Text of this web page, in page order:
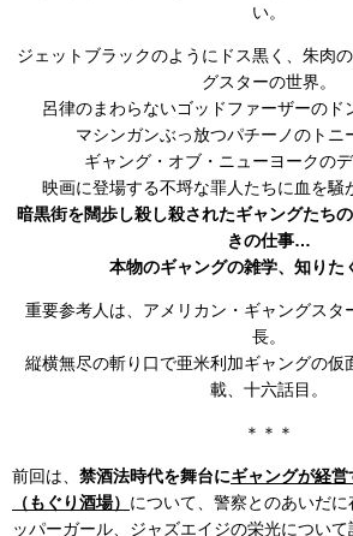
い。
ジェットブラックのようにドス黒く、朱肉
グスターの世界。
呂律のまわらないゴッドファーザーのド
マシンガンぶっ放つパチーノのトニ
ギャング・オブ・ニューヨークのデ
映画に登場する不埒な罪人たちに血を騒
暗黒街を闊歩し殺し殺されたギャングたち
きの仕事…
本物のギャングの雑学、知りた
重要参考人は、アメリカン・ギャングスタ
長。
縦横無尽の斬り口で亜米利加ギャングの仮
載、十六話目。
＊＊＊
前回は、 禁酒法時代を舞台にギャングが経
（もぐり酒場） について、警察とのあいだに
ッパーガール、ジャズエイジの栄光につい